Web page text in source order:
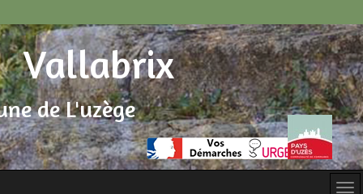
de L'uzège
Vallabrix